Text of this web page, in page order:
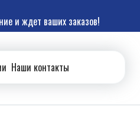
и ждет ваших заказов!
Наши контакты